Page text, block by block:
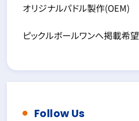
オリジナルパドル製作(OEM)
ピックルボールワンへ掲載希望
Follow Us